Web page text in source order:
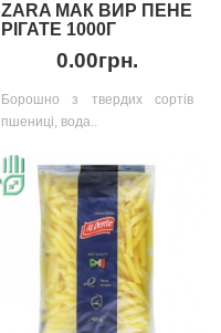
ZARA МАК ВИР ПЕНЕ
РІГАТЕ 1000Г
0.00грн.
Борошно з твердих сортів
пшениці, вода..